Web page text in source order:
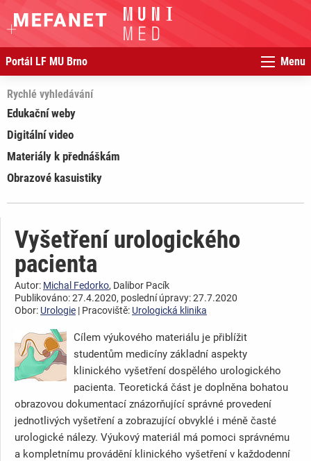
Portál LF MU Brno Menu
Rychlé vyhledávání
Edukační weby
Digitální video
Materiály k přednáškám
Obrazové kasuistiky
Vyšetření urologického
pacienta
Autor: Michal Fedorko, Dalibor Pacík
Publikováno: 27.4.2020, poslední úpravy: 27.7.2020
Obor: Urologie | Pracoviště: Urologická klinika
Cílem výukového materiálu je přiblížit
studentům medicíny základní aspekty
klinického vyšetření dospělého urologického
pacienta. Teoretická část je doplněna bohatou
obrazovou dokumentací znázorňující správné provedení
jednotlivých vyšetření a zobrazující obvyklé i méně časté
urologické nálezy. Výukový materiál má pomoci správnému
a kompletnímu provádění klinického vyšetření v každodenní